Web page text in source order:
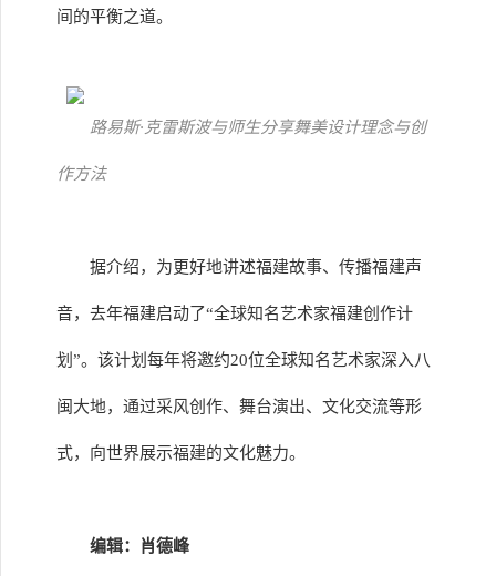
间的平衡之道。
路易斯·克雷斯波与师生分享舞美设计理念与创
作方法
据介绍，为更好地讲述福建故事、传播福建声
音，去年福建启动了“全球知名艺术家福建创作计
划”。该计划每年将邀约20位全球知名艺术家深入八
闽大地，通过采风创作、舞台演出、文化交流等形
式，向世界展示福建的文化魅力。
编辑：肖德峰